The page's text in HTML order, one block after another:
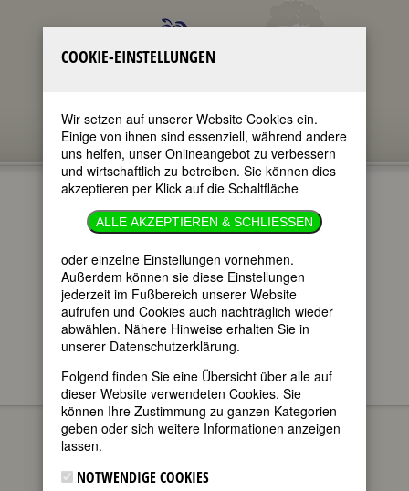
CHARLOTTE
VON STEIN
im ganzen Text
nur in Titeln
BIOGRAPHIEN Charlotte von Stein
(Charlotte
Albertine
Ernestine von
COOKIE-EINSTELLUNGEN
Wir setzen auf unserer Website Cookies ein.
Einige von ihnen sind essenziell, während andere
uns helfen, unser Onlineangebot zu verbessern
und wirtschaftlich zu betreiben. Sie können dies
akzeptieren per Klick auf die Schaltfläche
ALLE AKZEPTIEREN & SCHLIESSEN
oder einzelne Einstellungen vornehmen.
Außerdem können sie diese Einstellungen
jederzeit im Fußbereich unserer Website
aufrufen und Cookies auch nachträglich wieder
abwählen. Nähere Hinweise erhalten Sie in
unserer Datenschutzerklärung.
Folgend finden Sie eine Übersicht über alle auf
dieser Website verwendeten Cookies. Sie
können Ihre Zustimmung zu ganzen Kategorien
geben oder sich weitere Informationen anzeigen
lassen.
NOTWENDIGE COOKIES